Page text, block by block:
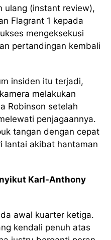
ulang (instant review),
Flagrant 1 kepada
mengeksekusi
pertandingan kembali
insiden itu terjadi,
melakukan
Robinson setelah
penjagaannya.
tangan dengan cepat
lantai akibat hantaman
Karl-Anthony
awal kuarter ketiga.
kendali penuh atas